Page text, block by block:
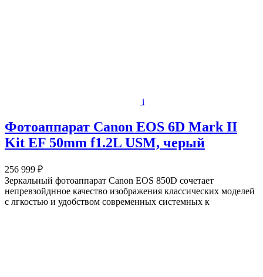
i
Фотоаппарат Canon EOS 6D Mark II
Kit EF 50mm f1.2L USM, черый
256 999 ₽
Зеркальный фотоаппарат Canon EOS 850D сочетает
непревзойднное качество изображения классических моделей
с лгкостью и удобством современных системных к